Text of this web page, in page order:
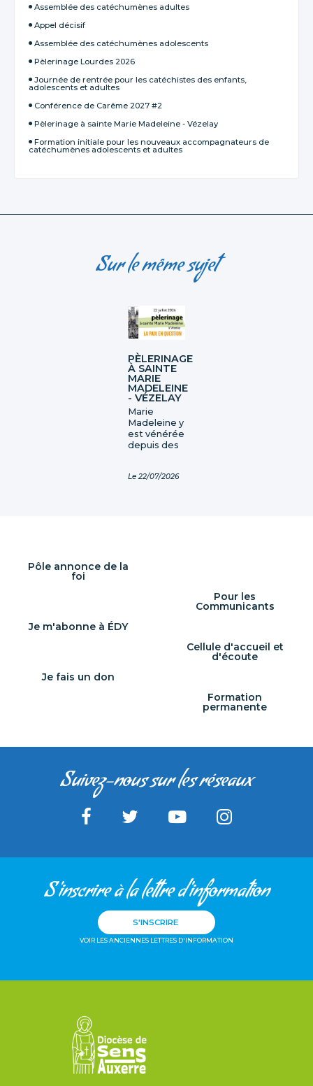
Assemblée des catéchumènes adultes
Appel décisif
Assemblée des catéchumènes adolescents
Pèlerinage Lourdes 2026
Journée de rentrée pour les catéchistes des enfants,
adolescents et adultes
Conférence de Carême 2027 #2
Pèlerinage à sainte Marie Madeleine - Vézelay
Formation initiale pour les nouveaux accompagnateurs de
catéchumènes adolescents et adultes
Sur le même sujet
PÈLERINAGE
À SAINTE
MARIE
MADELEINE
- VÉZELAY
Le 22/07/2026
Marie
Madeleine y
est vénérée
depuis des
libératrice
Pôle annonce de la
foi
Pour les
Communicants
Je m'abonne à ÉDY
Cellule d'accueil et
d'écoute
Je fais un don
Formation
permanente
Suivez-nous sur les réseaux
S'inscrire à la lettre d'information
S'INSCRIRE
VOIR LES ANCIENNES LETTRES D'INFORMATION